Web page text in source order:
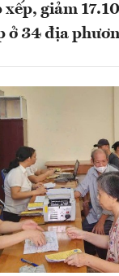
xếp, giảm
ở 34 địa